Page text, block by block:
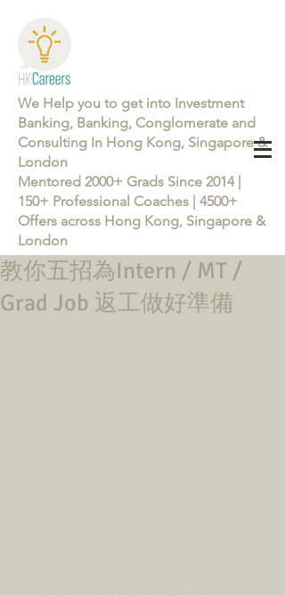
We Help you to get into Investment
Banking, Banking, Conglomerate and
Consulting In Hong Kong, Singapore &
London
Mentored 2000+ Grads Since 2014 |
150+ Professional Coaches | 4500+
Offers across Hong Kong, Singapore &
London
Learn more about the Career Training Program 26/27
教你五招為Intern / MT /
Grad Job 返工做好準備